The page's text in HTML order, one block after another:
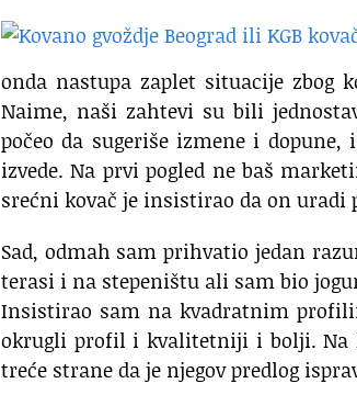
onda nastupa zaplet situacije zbog
Naime, naši zahtevi su bili
počeo da sugeriše izmene i
izvede. Na prvi pogled ne baš
srećni kovač je insistirao da on uradi
Sad, odmah sam prihvatio jedan
terasi i na stepeništu ali sam bio
Insistirao sam na kvadratnim
okrugli profil i kvalitetniji i bolji. Na
treće strane da je njegov predlog